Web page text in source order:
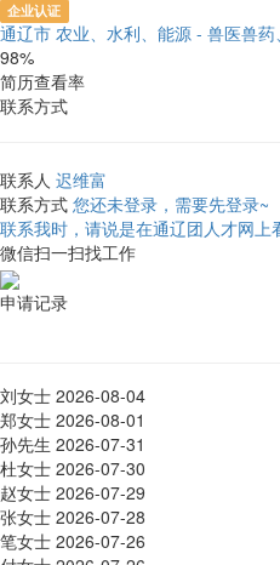
企业认证
通辽市 农业、水利、能源 - 兽医兽
98%
简历查看率
联系方式
联系人 迟维富
联系方式 您还未登录，需要先登录~
联系我时，请说是在通辽团人才网上
微信扫一扫找工作
申请记录
刘女士 2026-08-04
郑女士 2026-08-01
孙先生 2026-07-31
杜女士 2026-07-30
赵女士 2026-07-29
张女士 2026-07-28
笔女士 2026-07-26